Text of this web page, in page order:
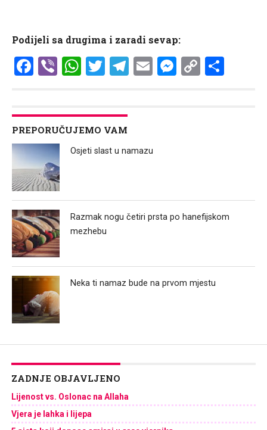
Podijeli sa drugima i zaradi sevap:
Facebook
ViberWhatsApp
Twitter
Telegram
EmailCopy
PREPORUČUJEMO VAM
Osjeti slast u namazu
Razmak nogu četiri prsta po hanefijskom
mezhebu
Neka ti namaz bude na prvom mjestu
ZADNJE OBJAVLJENO
Lijenost vs. Oslonac na Allaha
Vjera je lahka i lijepa